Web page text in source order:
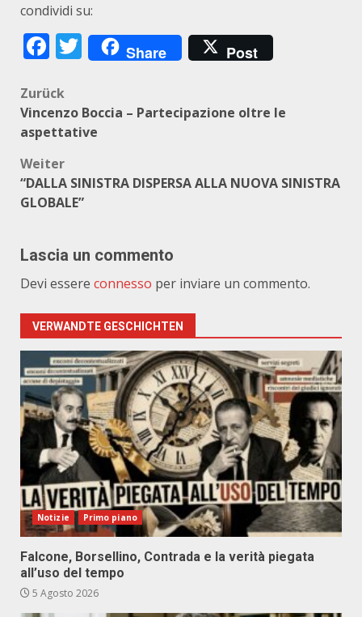
condividi su:
Facebook
Twitter
Share Post
Beitragsnavigation
Zurück
Vincenzo Boccia – Partecipazione oltre le
aspettative
Weiter
“DALLA SINISTRA DISPERSA ALLA NUOVA SINISTRA
GLOBALE”
Lascia un commento
Devi essere connesso per inviare un commento.
VERWANDTE GESCHICHTEN
Notizie Primo piano
Falcone, Borsellino, Contrada e la verità piegata
all’uso del tempo
5 Agosto 2026